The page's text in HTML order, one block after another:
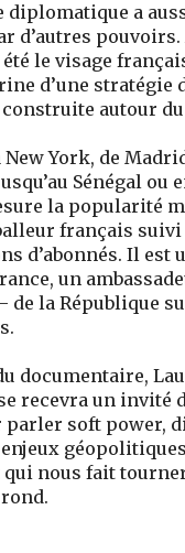
diplomatique a
d’autres pouvoirs.
été le visage
d’une stratégie
autour
New York, de
Sénégal ou
la popularité
français
d’abonnés. Il est
un
de la République
documentaire,
recevra un invité
parler soft power,
qui nous fait